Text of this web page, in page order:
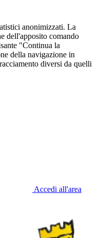
anonimizzati. La
dell'apposito comando
"Continua la
della navigazione in
diversi da quelli
Accedi all'area